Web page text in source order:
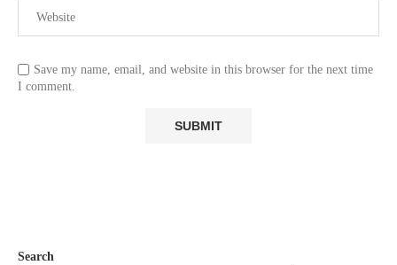
Save my name, email, and website in this browser for the next time
I comment.
Search